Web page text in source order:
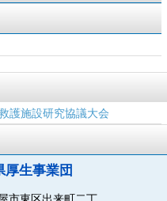
護施設研究協議大会
生事業団